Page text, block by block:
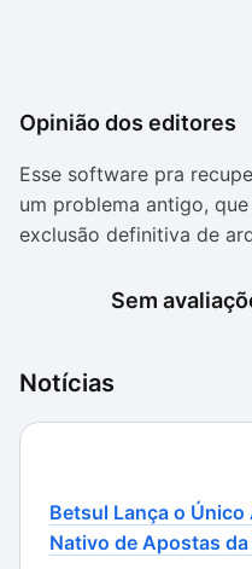
Opinião dos editores
Esse software pra
um problema antigo,
exclusão definitiva de
relação aos
A recuperação dos
Além disso, a opção de
principalmente quando
em sucesso.
Sem
Notícias
Betsul Lança o
Nativo de Apostas